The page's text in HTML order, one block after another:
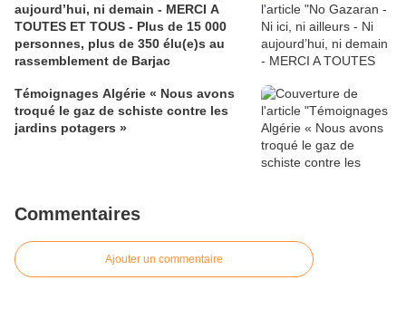
aujourd’hui, ni demain - MERCI A
TOUTES ET TOUS - Plus de 15 000
personnes, plus de 350 élu(e)s au
rassemblement de Barjac
Témoignages Algérie « Nous avons
troqué le gaz de schiste contre les
jardins potagers »
Commentaires
Ajouter un commentaire